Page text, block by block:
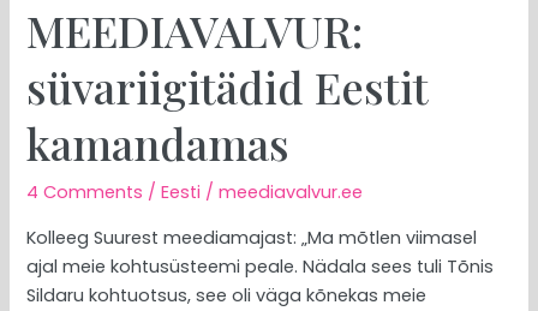
MEEDIAVALVUR:
süvariigitädid Eestit
kamandamas
4 Comments /Eesti /meediavalvur.ee
Kolleeg Suurest meediamajast: „Ma mõtlen viimasel
ajal meie kohtusüsteemi peale. Nädala sees tuli Tõnis
Sildaru kohtuotsus, see oli väga kõnekas meie
Eestit
kamandamas